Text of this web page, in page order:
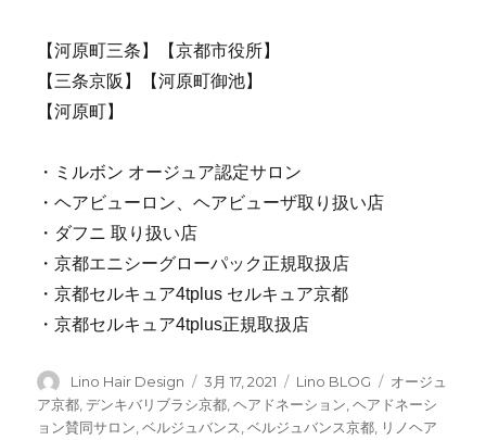
【河原町三条】【京都市役所】
【三条京阪】【河原町御池】
【河原町】
・ミルボン オージュア認定サロン
・ヘアビューロン、ヘアビューザ取り扱い店
・ダフニ 取り扱い店
・京都エニシーグローパック正規取扱店
・京都セルキュア4tplus セルキュア京都
・京都セルキュア4tplus正規取扱店
投
稿
者
Lino Hair Design
投
稿
日:
3月 17, 2021
カ
テ
ゴ
Lino BLOG
タ
グ
オージュ
ア京都 ,デンキバリブラシ京都 ,ヘアドネーション ,ヘアドネーシ
ョン賛同サロン ,ベルジュバンス ,ベルジュバンス京都 リノヘア